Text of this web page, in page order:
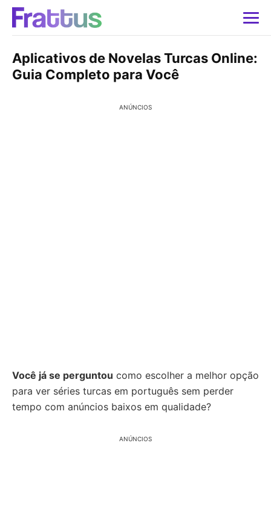
Aplicativos de Novelas Turcas Online:
Guia Completo para Você
ANÚNCIOS
Você já se perguntou como escolher a melhor opção
para ver séries turcas em português sem perder
tempo com anúncios baixos em qualidade?
ANÚNCIOS